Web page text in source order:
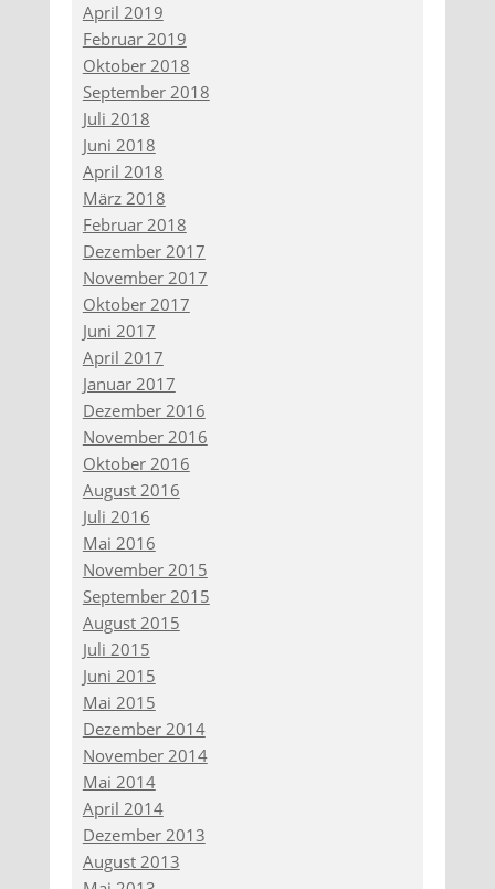
April 2019
Februar 2019
Oktober 2018
September 2018
Juli 2018
Juni 2018
April 2018
März 2018
Februar 2018
Dezember 2017
November 2017
Oktober 2017
Juni 2017
April 2017
Januar 2017
Dezember 2016
November 2016
Oktober 2016
August 2016
Juli 2016
Mai 2016
November 2015
September 2015
August 2015
Juli 2015
Juni 2015
Mai 2015
Dezember 2014
November 2014
Mai 2014
April 2014
Dezember 2013
August 2013